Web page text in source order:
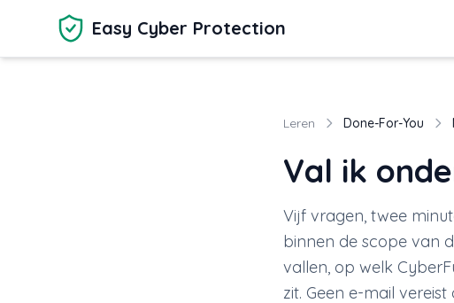
Ga naar hoofdinhoud
Easy Cyber Protection
Leren Done-For-You
Val ik
Vijf vragen, twee
binnen de scope van
vallen, op welk
zit. Geen e-mail